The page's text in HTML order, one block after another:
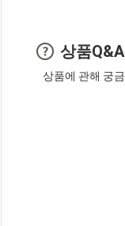
상품Q&A
상품에 관해 궁